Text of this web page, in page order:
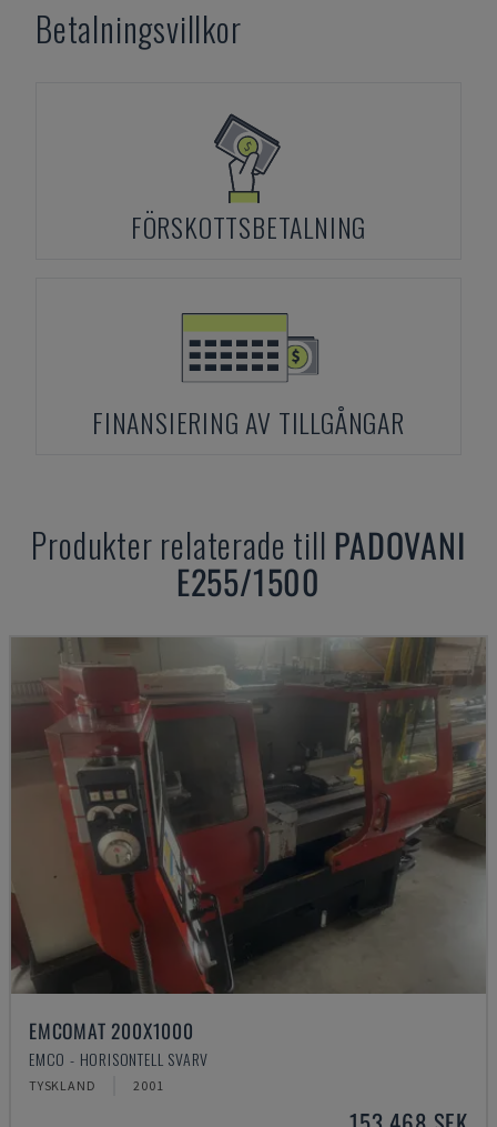
Betalningsvillkor
FÖRSKOTTSBETALNING
FINANSIERING AV TILLGÅNGAR
Produkter relaterade till PADOVANI
E255/1500
EMCOMAT 200X1000
EMCO - HORISONTELL SVARV
TYSKLAND 2001